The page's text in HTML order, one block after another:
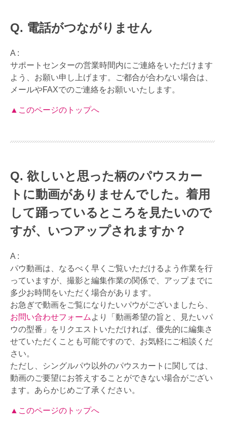
電話がつながりません
A :
サポートセンターの営業時間内にご連絡をいただけます
よう、お願い申し上げます。ご都合が合わない場合は、
メールやFAXでのご連絡をお願いいたします。
▲このページのトップへ
欲しいと思った柄のパウスカー
トに動画がありませんでした。着用
して踊っているところを見たいので
すが、いつアップされますか？
A :
パウ動画は、なるべく早くご覧いただけるよう作業を行
っていますが、撮影と編集作業の関係で、アップまでに
多少お時間をいただく場合があります。
お急ぎで動画をご覧になりたいパウがございましたら、
お問い合わせフォーム より「動画希望の旨と、見たいパ
ウの型番」をリクエストいただければ、優先的に編集さ
せていただくことも可能ですので、お気軽にご相談くだ
さい。
ただし、シングルパウ以外のパウスカートに関しては、
動画のご要望にお答えすることができない場合がござい
ます。あらかじめご了承ください。
▲このページのトップへ